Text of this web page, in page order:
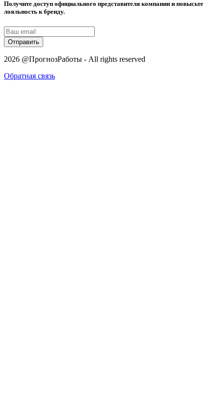
Получите доступ официального представителя компании и повысьте
лояльность к бренду.
Отправить
2026 @ПрогнозРаботы - All rights reserved
Обратная связь